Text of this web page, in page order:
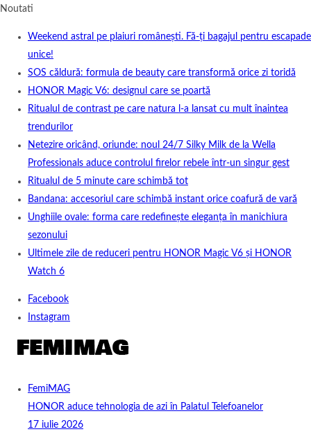
Noutati
Weekend astral pe plaiuri românești. Fă-ți bagajul pentru escapade
unice!
SOS căldură: formula de beauty care transformă orice zi toridă
HONOR Magic V6: designul care se poartă
Ritualul de contrast pe care natura l-a lansat cu mult înaintea
trendurilor
Netezire oricând, oriunde: noul 24/7 Silky Milk de la Wella
Professionals aduce controlul firelor rebele într-un singur gest
Ritualul de 5 minute care schimbă tot
Bandana: accesoriul care schimbă instant orice coafură de vară
Unghiile ovale: forma care redefinește eleganța în manichiura
sezonului
Ultimele zile de reduceri pentru HONOR Magic V6 și HONOR
Watch 6
Facebook
Instagram
FemiMAG
HONOR aduce tehnologia de azi în Palatul Telefoanelor
17 iulie 2026